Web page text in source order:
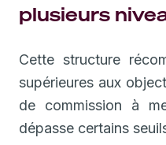
plusieurs
Cette structure
supérieures aux
de commission à
dépasse certains